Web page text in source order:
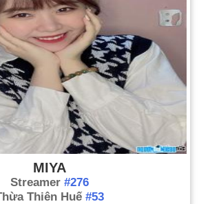
Wallis Simpson.
Thiếu tá Edward White trở thành phi hành
bộ trong không gian, trong sứ mệnh
Vụ tràn dầu tồi tệ nhất thế giới xảy ra khi
Ixtoc 1, bị nổ, làm tràn hơn 140 triệu
Campeche ngoài khơi bờ biển Mexico.
Iran 'r, Khomeini Deed.
MIYA
Streamer #276
Thiên Huế #53